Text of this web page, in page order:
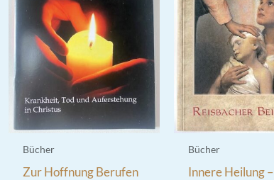
Bücher
Zur Hoffnung Berufen
Bücher
Innere Heilung –